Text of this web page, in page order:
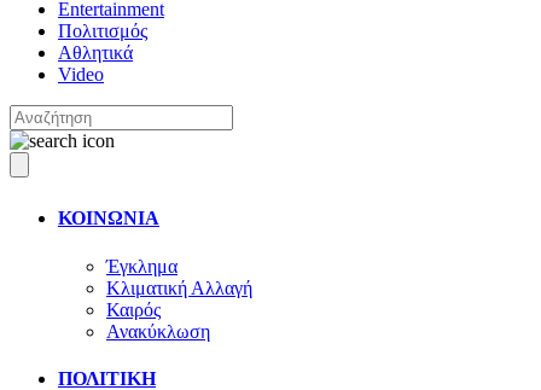
Entertainment
Πολιτισμός
Αθλητικά
Video
ΚΟΙΝΩΝΙΑ
Έγκλημα
Κλιματική Αλλαγή
Καιρός
Ανακύκλωση
ΠΟΛΙΤΙΚΗ